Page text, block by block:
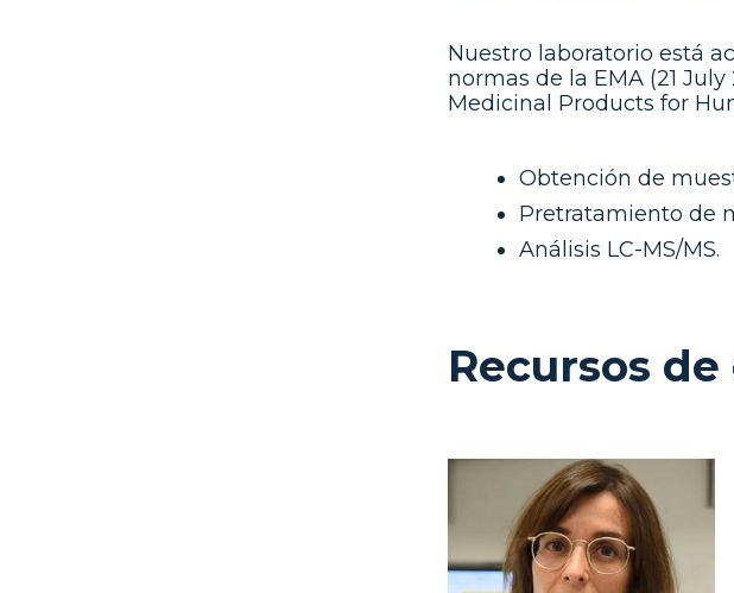
Nuestro laboratorio está
normas de la EMA (21 July
Medicinal Products for
Obtención de
Pretratamiento de
Análisis LC-MS/MS.
Recursos